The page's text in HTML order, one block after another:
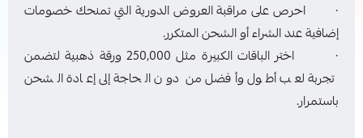
· احرص على مراقبة العروض الدورية التي تمنحك خصومات
إضافية عند الشراء أو الشحن المتكرر.
· اختر الباقات الكبيرة مثل 250,000 ورقة ذهبية لتضمن
تجربة لعب أطول وأفضل من دون الحاجة إلى إعادة الشحن
باستمرار.